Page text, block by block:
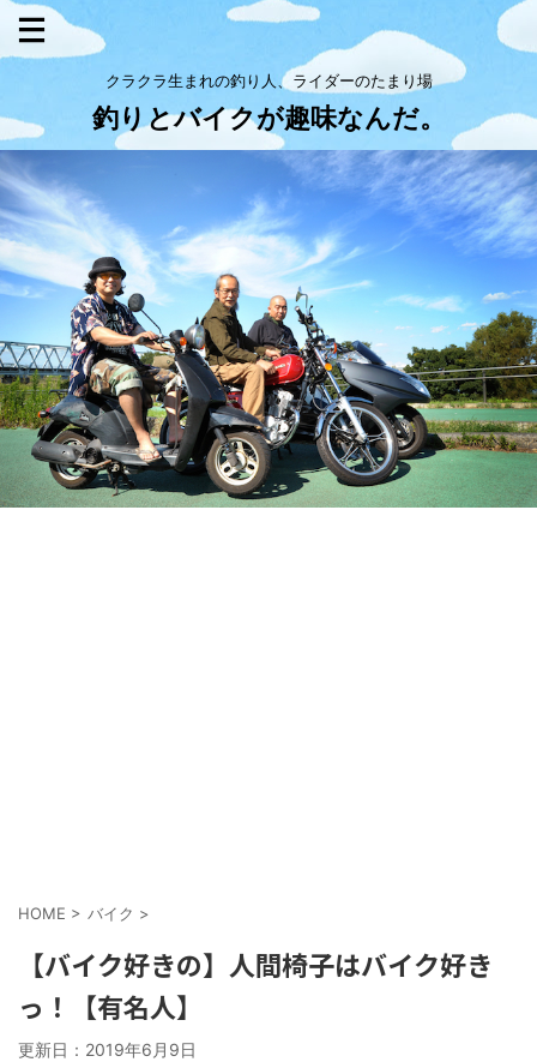
クラクラ生まれの釣り人、ライダーのたまり場
釣りとバイクが趣味なんだ。
HOME > バイク >
【バイク好きの】人間椅子はバイク好き
っ！【有名人】
更新日： 2019年6月9日